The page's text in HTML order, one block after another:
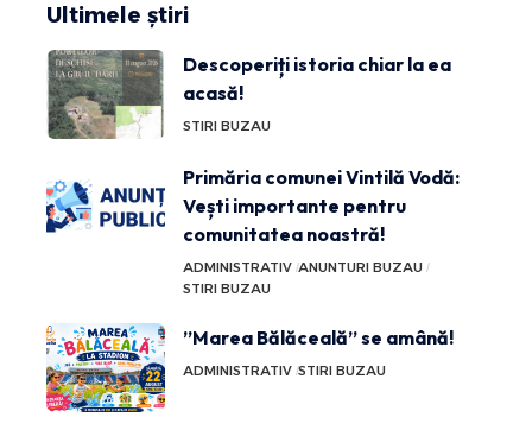
Ultimele știri
Descoperiți istoria chiar la ea
acasă!
STIRI BUZAU
Primăria comunei Vintilă Vodă:
Vești importante pentru
comunitatea noastră!
ADMINISTRATIV ANUNTURI BUZAU
STIRI BUZAU
”Marea Bălăceală” se amână!
ADMINISTRATIV STIRI BUZAU